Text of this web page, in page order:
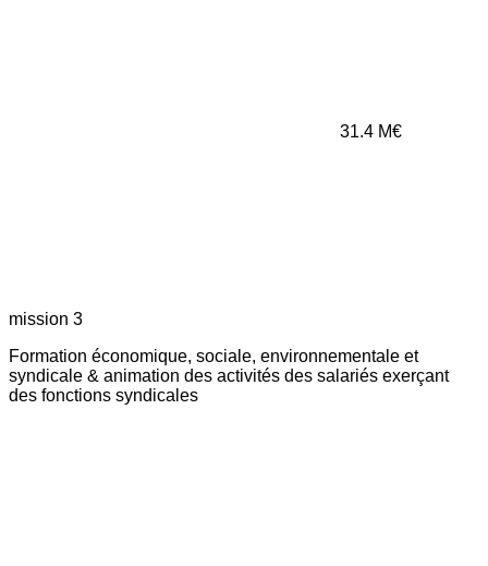
31.4 M€
mission 3
Formation économique, sociale, environnementale et
syndicale & animation des activités des salariés exerçant
des fonctions syndicales